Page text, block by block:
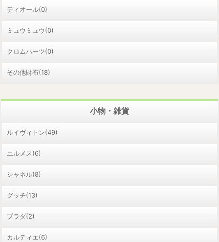
ディオール(0)
ミュウミュウ(0)
クロムハーツ(0)
その他財布(18)
小物・雑貨
ルイヴィトン(49)
エルメス(6)
シャネル(8)
グッチ(13)
プラダ(2)
カルティエ(6)